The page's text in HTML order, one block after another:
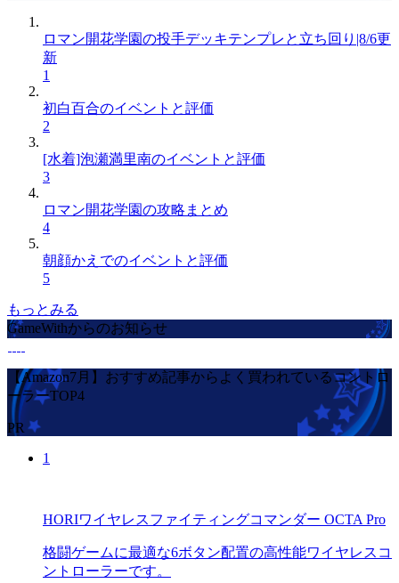
ロマン開花学園の投手デッキテンプレと立ち回り|8/6更
新
1
初白百合のイベントと評価
2
[水着]泡瀬満里南のイベントと評価
3
ロマン開花学園の攻略まとめ
4
朝顔かえでのイベントと評価
5
もっとみる
GameWithからのお知らせ
【Amazon7月】おすすめ記事からよく買われているコントロ
ーラーTOP4
PR
1
HORIワイヤレスファイティングコマンダー OCTA Pro
格闘ゲームに最適な6ボタン配置の高性能ワイヤレスコ
ントローラーです。